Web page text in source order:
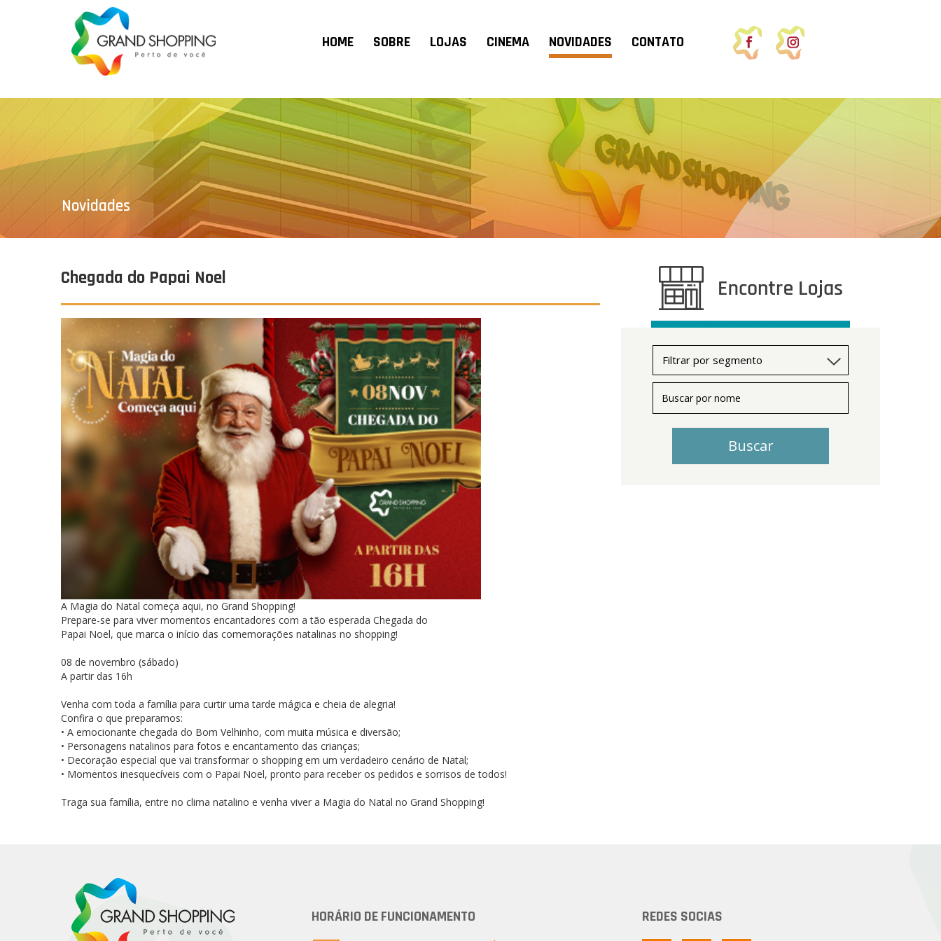
HOME SOBRE LOJAS CINEMA NOVIDADES CONTATO
Novidades
Chegada do Papai Noel
A Magia do Natal começa aqui, no Grand Shopping!
Prepare-se para viver momentos encantadores com a tão esperada Chegada do
Papai Noel, que marca o início das comemorações natalinas no shopping!
08 de novembro (sábado)
A partir das 16h
Venha com toda a família para curtir uma tarde mágica e cheia de alegria!
Confira o que preparamos:
• A emocionante chegada do Bom Velhinho, com muita música e diversão;
• Personagens natalinos para fotos e encantamento das crianças;
• Decoração especial que vai transformar o shopping em um verdadeiro cenário de Natal;
• Momentos inesquecíveis com o Papai Noel, pronto para receber os pedidos e sorrisos de todos!
Traga sua família, entre no clima natalino e venha viver a Magia do Natal no Grand Shopping!
Buscar
HORÁRIO DE FUNCIONAMENTO REDES SOCIAS